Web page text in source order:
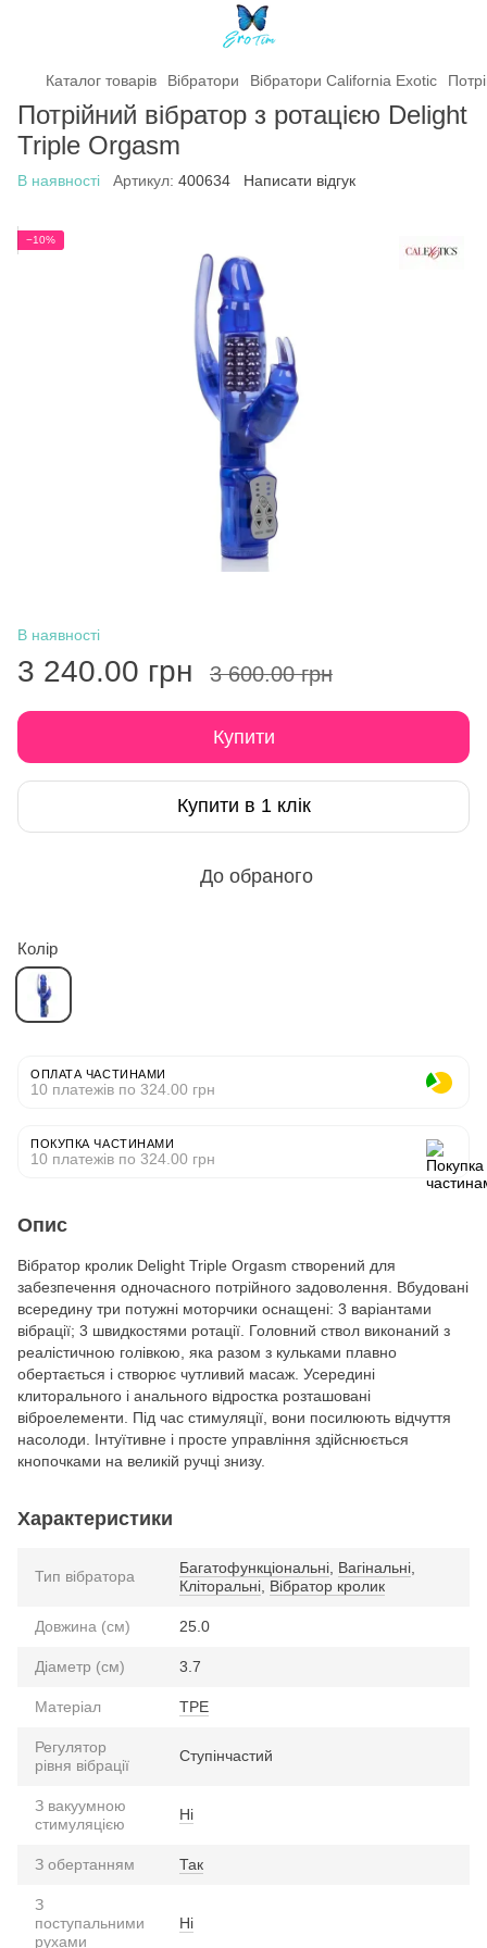
Каталог товарів Вібратори Вібратори California Exotic
Потрійний вібратор з ротацією Delight
Triple Orgasm
В наявності Артикул: 400634 Написати відгук
−10%
В наявності
3 240.00 грн 3 600.00 грн
Купити
Купити в 1 клік
До обраного
Колір
ОПЛАТА ЧАСТИНАМИ
10 платежів по 324.00 грн
ПОКУПКА ЧАСТИНАМИ
10 платежів по 324.00 грн
Опис
Вібратор кролик Delight Triple Orgasm створений для
забезпечення одночасного потрійного задоволення. Вбудовані
всередину три потужні моторчики оснащені: 3 варіантами
вібрації; 3 швидкостями ротації. Головний ствол виконаний з
реалістичною голівкою, яка разом з кульками плавно
обертається і створює чутливий масаж. Усередині
клиторального і анального відростка розташовані
віброелементи. Під час стимуляції, вони посилюють відчуття
насолоди. Інтуїтивне і просте управління здійснюється
кнопочками на великій ручці знизу.
Характеристики
Тип вібратора Багатофункціональні Вагінальні
Кліторальні Вібратор кролик
Довжина (см) 25.0
Діаметр (см) 3.7
Матеріал TPE
Регулятор
рівня вібрації
Ступінчастий
З вакуумною
стимуляцією
Ні
З обертанням Так
З
поступальними
рухами
Ні